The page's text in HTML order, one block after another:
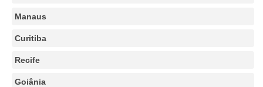
Manaus
Curitiba
Recife
Goiânia